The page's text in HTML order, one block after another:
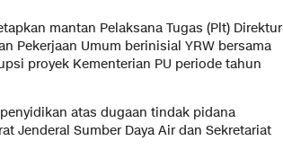
mantan Pelaksana Tugas (Plt) Direktur
Pekerjaan Umum berinisial YRW bersama
proyek Kementerian PU periode tahun
atas dugaan tindak pidana
Jenderal Sumber Daya Air dan Sekretariat